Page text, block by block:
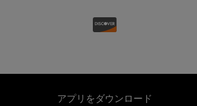
アプリをダウンロード